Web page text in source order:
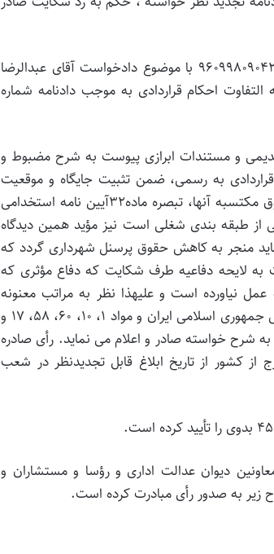
ب: شعبه 45 بدوی دیوان عدالت اداری در رسیدگی به پرونده شماره 9609980904201368 با موضوع دادخواست آقای عبدالرضا
احکام قراردادی به موجب دادنامه شماره
و مستندات ابرازی پیوست به شرح مضبوط و
به رسمی، ضمن تثبیت جایگاه و موقعیت
شغلی آنها، برخورداری از مزایای مستخدمین رسمی است نه تنزل یا زوال حقوق مکتسبه آنها، تبصره ماده۳۲آیین نامه استخدامی
از طبقه بندی شغلی است نیز مؤید همین دیدگاه
منجر به کاهش حقوق پرسنل شهرداری گردد که
به لایحه دفاعیه طرف شکایت که دفاع مؤثری که
نیاورده است و علیهذا نظر به مراتب معنونه
شکایت و ادعای شاکی اثبات و محرز دانسته و به استناد اصل۱۷۳قانون اساسی جمهوری اسلامی ایران و مواد 1، 10، 60، 58، 17 و
شرح خواسته صادر و اعلام می نماید. رأی صادره
کشور از تاریخ ابلاغ قابل تجدیدنظر در شعب
تاریخ 10؍10؍1398 با حضور رئیس و معاونین دیوان عدالت اداری و رؤسا و مستشاران و
به صدور رأی مبادرت کرده است.